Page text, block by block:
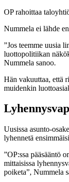
OP rahoittaa
Nummela ei lähde
”Jos teemme uusia
luottopolitiikan
Nummela sanoo.
Hän vakuuttaa, että
muidenkin
Uusissa asunto-
lyhennetä
”OP:ssa pääsääntö
mittaisissa
poiketa”, Nummela